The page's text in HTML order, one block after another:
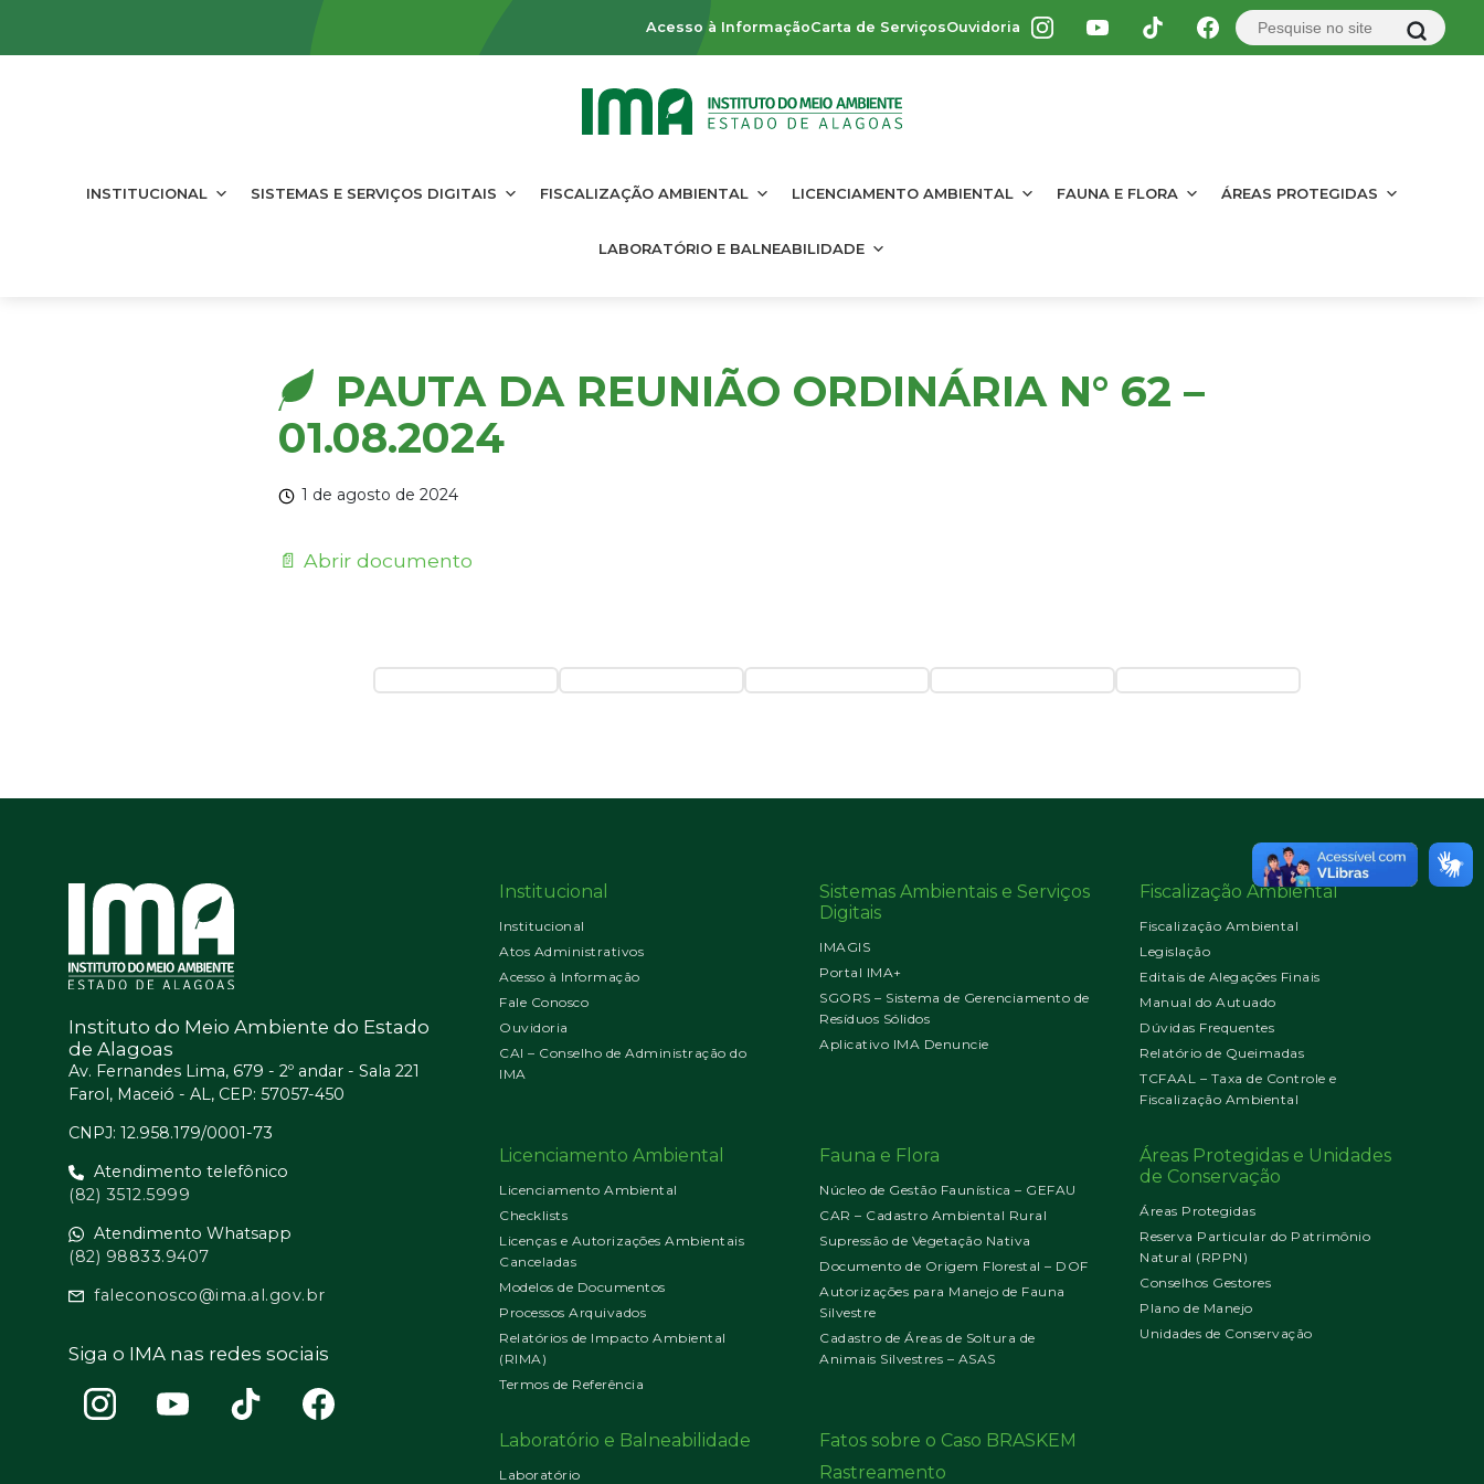
Acesso à InformaçãoCarta de ServiçosOuvidoria
INSTITUCIONAL SISTEMAS E SERVIÇOS DIGITAIS FISCALIZAÇÃO AMBIENTAL LICENCIAMENTO AMBIENTAL FAUNA E FLORA ÁREAS PROTEGIDAS
LABORATÓRIO E BALNEABILIDADE
PAUTA DA REUNIÃO ORDINÁRIA N° 62 –
01.08.2024
1 de agosto de 2024
📄 Abrir documento
Instituto do Meio Ambiente do Estado
de Alagoas
Av. Fernandes Lima, 679 - 2º andar - Sala 221
Farol, Maceió - AL, CEP: 57057-450
CNPJ: 12.958.179/0001-73
Atendimento telefônico
(82) 3512.5999
Atendimento Whatsapp
(82) 98833.9407
faleconosco@ima.al.gov.br
Siga o IMA nas redes sociais
Institucional
Institucional
Atos Administrativos
Acesso à Informação
Fale Conosco
Ouvidoria
CAI – Conselho de Administração do
IMA
Sistemas Ambientais e Serviços
Digitais
IMAGIS
Portal IMA+
SGORS – Sistema de Gerenciamento de
Resíduos Sólidos
Aplicativo IMA Denuncie
Fiscalização Ambiental
Fiscalização Ambiental
Legislação
Editais de Alegações Finais
Manual do Autuado
Dúvidas Frequentes
Relatório de Queimadas
TCFAAL – Taxa de Controle e
Fiscalização Ambiental
Licenciamento Ambiental
Licenciamento Ambiental
Checklists
Licenças e Autorizações Ambientais
Canceladas
Modelos de Documentos
Processos Arquivados
Relatórios de Impacto Ambiental
(RIMA)
Termos de Referência
Fauna e Flora
Núcleo de Gestão Faunística – GEFAU
CAR – Cadastro Ambiental Rural
Supressão de Vegetação Nativa
Documento de Origem Florestal – DOF
Autorizações para Manejo de Fauna
Silvestre
Cadastro de Áreas de Soltura de
Animais Silvestres – ASAS
Áreas Protegidas e Unidades
de Conservação
Áreas Protegidas
Reserva Particular do Patrimônio
Natural (RPPN)
Conselhos Gestores
Plano de Manejo
Unidades de Conservação
Laboratório e Balneabilidade
Laboratório
Fatos sobre o Caso BRASKEM
Rastreamento